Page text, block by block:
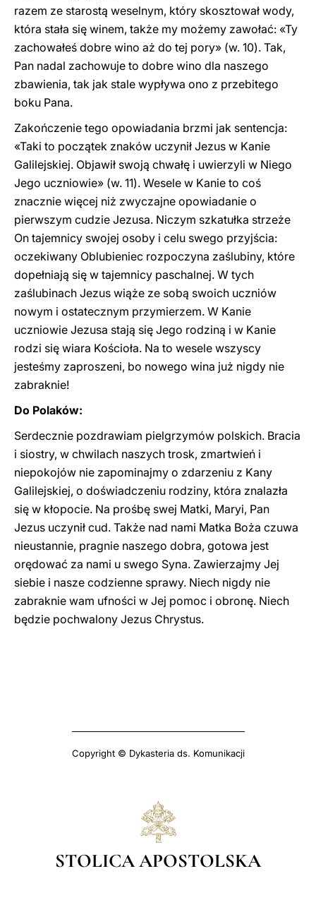
razem ze starostą weselnym, który skosztował wody,
która stała się winem, także my możemy zawołać: «Ty
zachowałeś dobre wino aż do tej pory» (w. 10). Tak,
Pan nadal zachowuje to dobre wino dla naszego
zbawienia, tak jak stale wypływa ono z przebitego
boku Pana.
Zakończenie tego opowiadania brzmi jak sentencja:
«Taki to początek znaków uczynił Jezus w Kanie
Galilejskiej. Objawił swoją chwałę i uwierzyli w Niego
Jego uczniowie» (w. 11). Wesele w Kanie to coś
znacznie więcej niż zwyczajne opowiadanie o
pierwszym cudzie Jezusa. Niczym szkatułka strzeże
On tajemnicy swojej osoby i celu swego przyjścia:
oczekiwany Oblubieniec rozpoczyna zaślubiny, które
dopełniają się w tajemnicy paschalnej. W tych
zaślubinach Jezus wiąże ze sobą swoich uczniów
nowym i ostatecznym przymierzem. W Kanie
uczniowie Jezusa stają się Jego rodziną i w Kanie
rodzi się wiara Kościoła. Na to wesele wszyscy
jesteśmy zaproszeni, bo nowego wina już nigdy nie
zabraknie!
Do Polaków:
Serdecznie pozdrawiam pielgrzymów polskich. Bracia
i siostry, w chwilach naszych trosk, zmartwień i
niepokojów nie zapominajmy o zdarzeniu z Kany
Galilejskiej, o doświadczeniu rodziny, która znalazła
się w kłopocie. Na prośbę swej Matki, Maryi, Pan
Jezus uczynił cud. Także nad nami Matka Boża czuwa
nieustannie, pragnie naszego dobra, gotowa jest
orędować za nami u swego Syna. Zawierzajmy Jej
siebie i nasze codzienne sprawy. Niech nigdy nie
zabraknie wam ufności w Jej pomoc i obronę. Niech
będzie pochwalony Jezus Chrystus.
Copyright © Dykasteria ds. Komunikacji
STOLICA APOSTOLSKA